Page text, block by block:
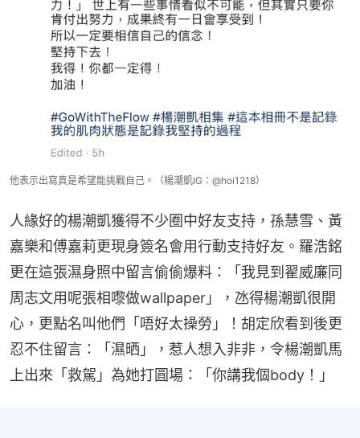
他表示出寫真是希望能挑戰自己。（楊潮凱IG：@hoi1218）
人緣好的楊潮凱獲得不少圈中好友支持，孫慧雪、黃
嘉樂和傅嘉莉更現身簽名會用行動支持好友。羅浩銘
更在這張濕身照中留言偷偷爆料：「我見到翟威廉同
周志文用呢張相嚟做wallpaper」，氹得楊潮凱很開
心，更點名叫他們「唔好太操勞」！胡定欣看到後更
忍不住留言：「濕晒」，惹人想入非非，令楊潮凱馬
上出來「救駕」為她打圓場：「你講我個body！」